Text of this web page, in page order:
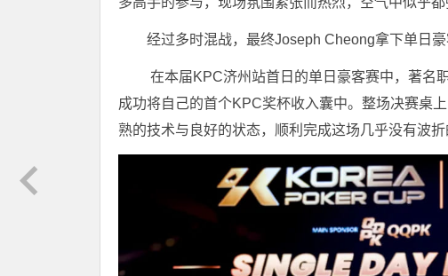
经过多时混战，最终Joseph Cheong拿下单日
在本届KPC济州站首日的单日豪客赛中，著名
成功将自己的首个KPC奖杯收入囊中。整场决赛桌
熟的技术与良好的状态，顺利完成这场几乎没有波折